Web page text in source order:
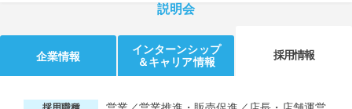
説明会
企業情報
インターンシップ
＆キャリア情報
採用情報